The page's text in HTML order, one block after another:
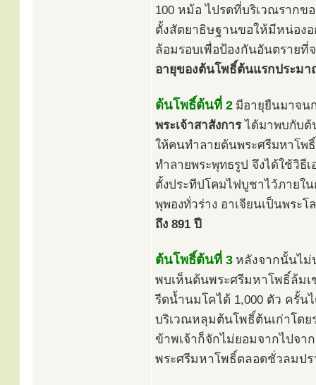
100 หม้อ ไปรดที่บริเวณราก
ตั้งสัตยาธิษฐานขอให้มีหน่อง
ล้อมรอบเพื่อป้องกันอันตราย
อายุของต้นโพธิ์ต้นแรกประมา
ต้นโพธิ์ต้นที่ 2 มีอายุยืนมาจน
พระเจ้าสาสังการได้มาพบกับต้
ให้คนทำลายต้นพระศรีมหาโพ
ทำลายพระพุทธรูป จึงได้ใช้วิธี
ตั้งประทีปโคมไฟบูชาไว้ภายใ
พุพองทั่วร่าง อาเจียนเป็นพระ
ถึง 891 ปี
ต้นโพธิ์ต้นที่ 3 หลังจากนั้นไ
พบเห็นต้นพระศรีมหาโพธิ์ล้ม
รีดน้ำนมโคได้ 1,000 ตัว ครั้
บริเวณหลุมต้นโพธิ์ต้นเก่าโด
ข้าพเจ้าก็จักไม่ยอมจากไปจ
พระศรีมหาโพธิ์ตลอดชั่วลมป